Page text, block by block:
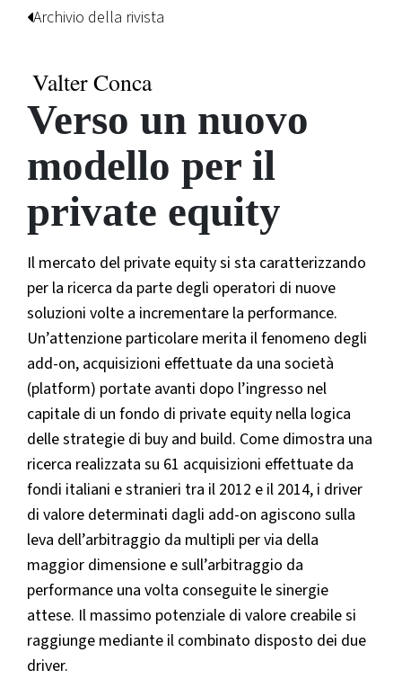
Archivio della rivista
Valter Conca
Verso un nuovo
modello per il
private equity
Il mercato del private equity si sta caratterizzando
per la ricerca da parte degli operatori di nuove
soluzioni volte a incrementare la performance.
Un’attenzione particolare merita il fenomeno degli
add-on, acquisizioni effettuate da una società
(platform) portate avanti dopo l’ingresso nel
capitale di un fondo di private equity nella logica
delle strategie di buy and build. Come dimostra una
ricerca realizzata su 61 acquisizioni effettuate da
fondi italiani e stranieri tra il 2012 e il 2014, i driver
di valore determinati dagli add-on agiscono sulla
leva dell’arbitraggio da multipli per via della
maggior dimensione e sull’arbitraggio da
performance una volta conseguite le sinergie
attese. Il massimo potenziale di valore creabile si
raggiunge mediante il combinato disposto dei due
driver.